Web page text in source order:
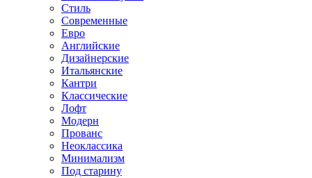
Стиль
Современные
Евро
Английские
Дизайнерские
Итальянские
Кантри
Классические
Лофт
Модерн
Прованс
Неоклассика
Минимализм
Под старину